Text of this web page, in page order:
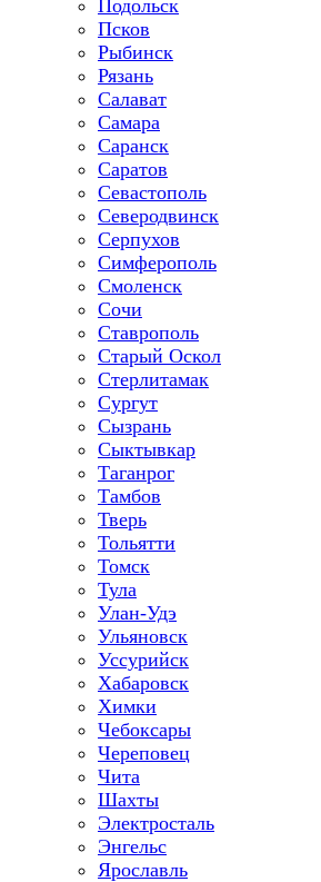
Подольск
Псков
Рыбинск
Рязань
Салават
Самара
Саранск
Саратов
Севастополь
Северодвинск
Серпухов
Симферополь
Смоленск
Сочи
Ставрополь
Старый Оскол
Стерлитамак
Сургут
Сызрань
Сыктывкар
Таганрог
Тамбов
Тверь
Тольятти
Томск
Тула
Улан-Удэ
Ульяновск
Уссурийск
Хабаровск
Химки
Чебоксары
Череповец
Чита
Шахты
Электросталь
Энгельс
Ярославль